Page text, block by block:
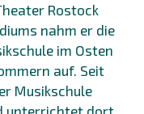
Rostock
nahm er die
im Osten
auf. Seit
Musikschule
unterrichtet dort